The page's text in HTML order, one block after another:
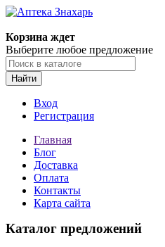
Корзина ждет
Выберите любое предложение
Найти
Вход
Регистрация
Главная
Блог
Доставка
Оплата
Контакты
Карта сайта
Каталог предложений